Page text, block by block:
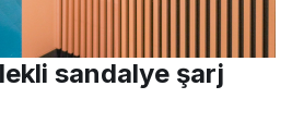
sandalye şarj